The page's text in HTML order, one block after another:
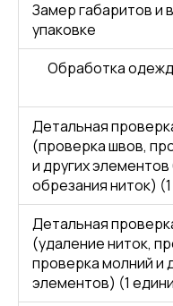
Замер габаритов и
упаковке
Обработка
Детальная
(проверка швов,
и других элементов
обрезания ниток)
Детальная
(удаление ниток,
проверка молний и
элементов) (1